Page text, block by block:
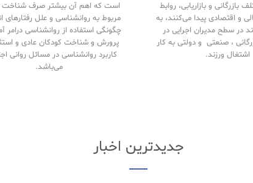
بازرگانی و بازاریابی، روابط
و اقتصادی پیدا می‌کنند، به
در سطح مدیران اجرایی در
، صنعتی و دولتی به کار
اشتغال ورزند.
است که اهم آن بیشتر صرف شناخت
مربوط به روانشناسی و علل رفتارهای
چگونگی استفاده از روانشناسی درامر
پرورش و شناخت کودکان عادی و
کاربرد روانشناسی در مسائل روانی
می‌باشد.
جدیدترین اخبار